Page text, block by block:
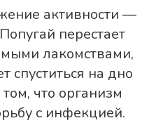
активности —
перестает
лакомствами,
спуститься на дно
что организм
с инфекцией.